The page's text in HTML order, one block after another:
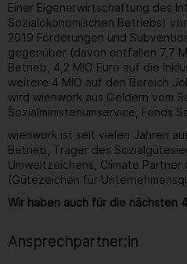
Einer Eigenerwirtschaftung des
Sozialökonomischen Betriebs)
2019 Förderungen und
gegenüber (davon entfallen 7,7
Betrieb, 4,2 MIO Euro auf die
weitere 4 MIO auf den Bereich
wird wienwork aus Geldern vom
Sozialministeriumservice, Fonds
wienwork ist seit vielen Jahren
Betrieb, Träger des
Umweltzeichens, Climate Partner
(Gütezeichen für
Wir haben auch für die nächsten
Ansprechpartner:in